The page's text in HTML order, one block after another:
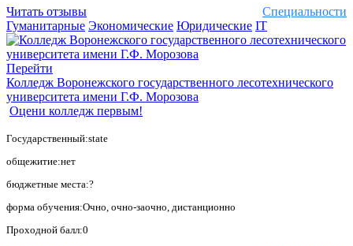
Специальности
Читать отзывы
Гуманитарные Экономические Юридические IT
Перейти
Колледж Воронежского государственного лесотехнического
университета имени Г.Ф. Морозова
Оцени колледж первым!
Государственный:state
общежитие:нет
бюджетные места:?
форма обучения:Очно, очно-заочно, дистанционно
Проходной балл:0